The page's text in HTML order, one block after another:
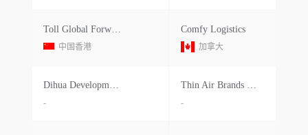
Toll Global Forwarding (hk) Ltd
中国香港
Comfy Logistics
加拿大
Dihua Development(shenzhen)
-
Thin Air Brands Llc
-